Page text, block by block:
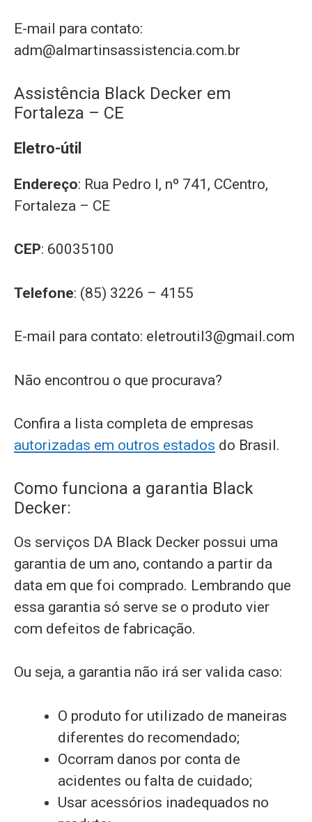
E-mail para contato:
adm@almartinsassistencia.com.br
Assistência Black Decker em
Fortaleza – CE
Eletro-útil
Endereço: Rua Pedro I, nº 741, CCentro,
Fortaleza – CE
CEP: 60035100
Telefone: (85) 3226 – 4155
E-mail para contato: eletroutil3@gmail.com
Não encontrou o que procurava?
Confira a lista completa de empresas
autorizadas em outros estados do Brasil.
Como funciona a garantia Black
Decker:
Os serviços DA Black Decker possui uma
garantia de um ano, contando a partir da
data em que foi comprado. Lembrando que
essa garantia só serve se o produto vier
com defeitos de fabricação.
Ou seja, a garantia não irá ser valida caso:
O produto for utilizado de maneiras
diferentes do recomendado;
Ocorram danos por conta de
acidentes ou falta de cuidado;
Usar acessórios inadequados no